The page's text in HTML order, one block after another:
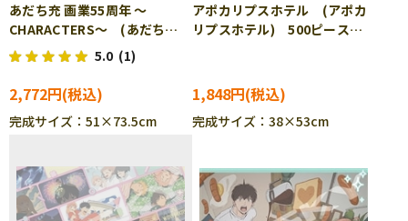
あだち充 画業55周年 ～
CHARACTERS～ (あだち
充) 1000ピース ジグソーパ
ズル ENS-1000T-550
5.0 (1)
2,772円
完成サイズ：51×73.5cm
アポカリプスホテル (アポカ
リプスホテル) 500ピース
1,848円
完成サイズ：38×53cm